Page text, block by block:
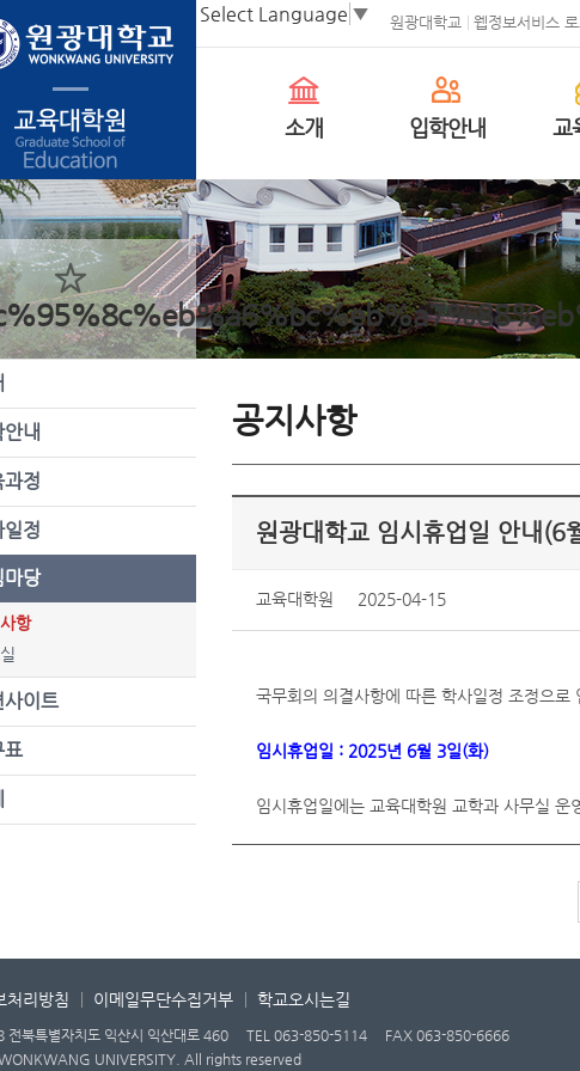
원광대학교 웹정보서비스
Select Language ▼
소개 입학안내 교
내
정
정
마당
항
사이트
표
공지사항
원광대학교 임시휴업일 안내(6
교육대학원 2025-04-15
국무회의 의결사항에 따른 학사일정 조정으로
임시휴업일 : 2025년 6월 3일(화)
임시휴업일에는 교육대학원 교학과 사무실 운
처리방침 이메일무단수집거부 학교오시는길
전북특별자치도 익산시 익산대로 460 TEL 063-850-5114
FAX 063-850-6666
UNIVERSITY. All rights reserved